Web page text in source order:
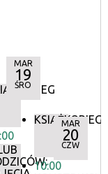
MAR
19
ŚRO
KSIĄŻKOBIEG
10:00
MAR
20
CZW